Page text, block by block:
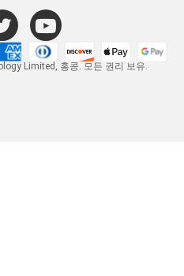
Limited, 홍콩. 모든 권리 보유.